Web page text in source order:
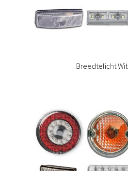
Breedtelicht Wit